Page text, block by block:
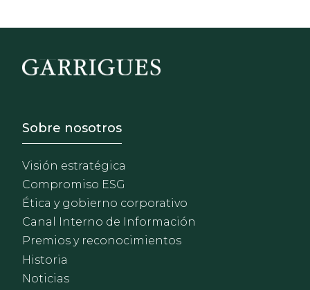
Footer - Sobre Nosotros
Sobre nosotros
Visión estratégica
Compromiso ESG
Ética y gobierno corporativo
Canal Interno de Información
Premios y reconocimientos
Historia
Noticias